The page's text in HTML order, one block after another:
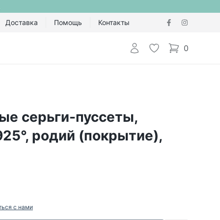
Доставка Помощь Контакты
Авторизоваться
Избранное
0
items in cart,
серьги-пуссеты,
родий (покрытие),
с нами